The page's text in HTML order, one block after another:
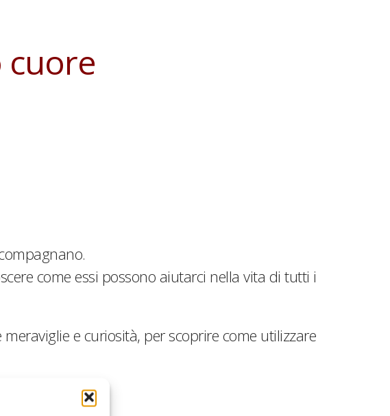
cuore
come essi possono aiutarci nella vita di tutti i
e curiosità, per scoprire come utilizzare